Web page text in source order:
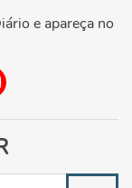
e apareça no